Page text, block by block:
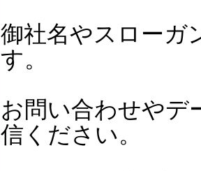
御社名やスローガ
す。
お問い合わせやデ
信ください。